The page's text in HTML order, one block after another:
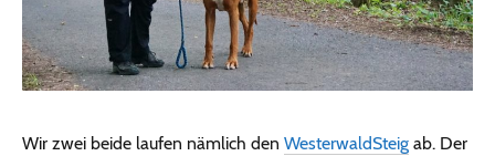
Wir zwei beide laufen nämlich den WesterwaldSteig ab. Der